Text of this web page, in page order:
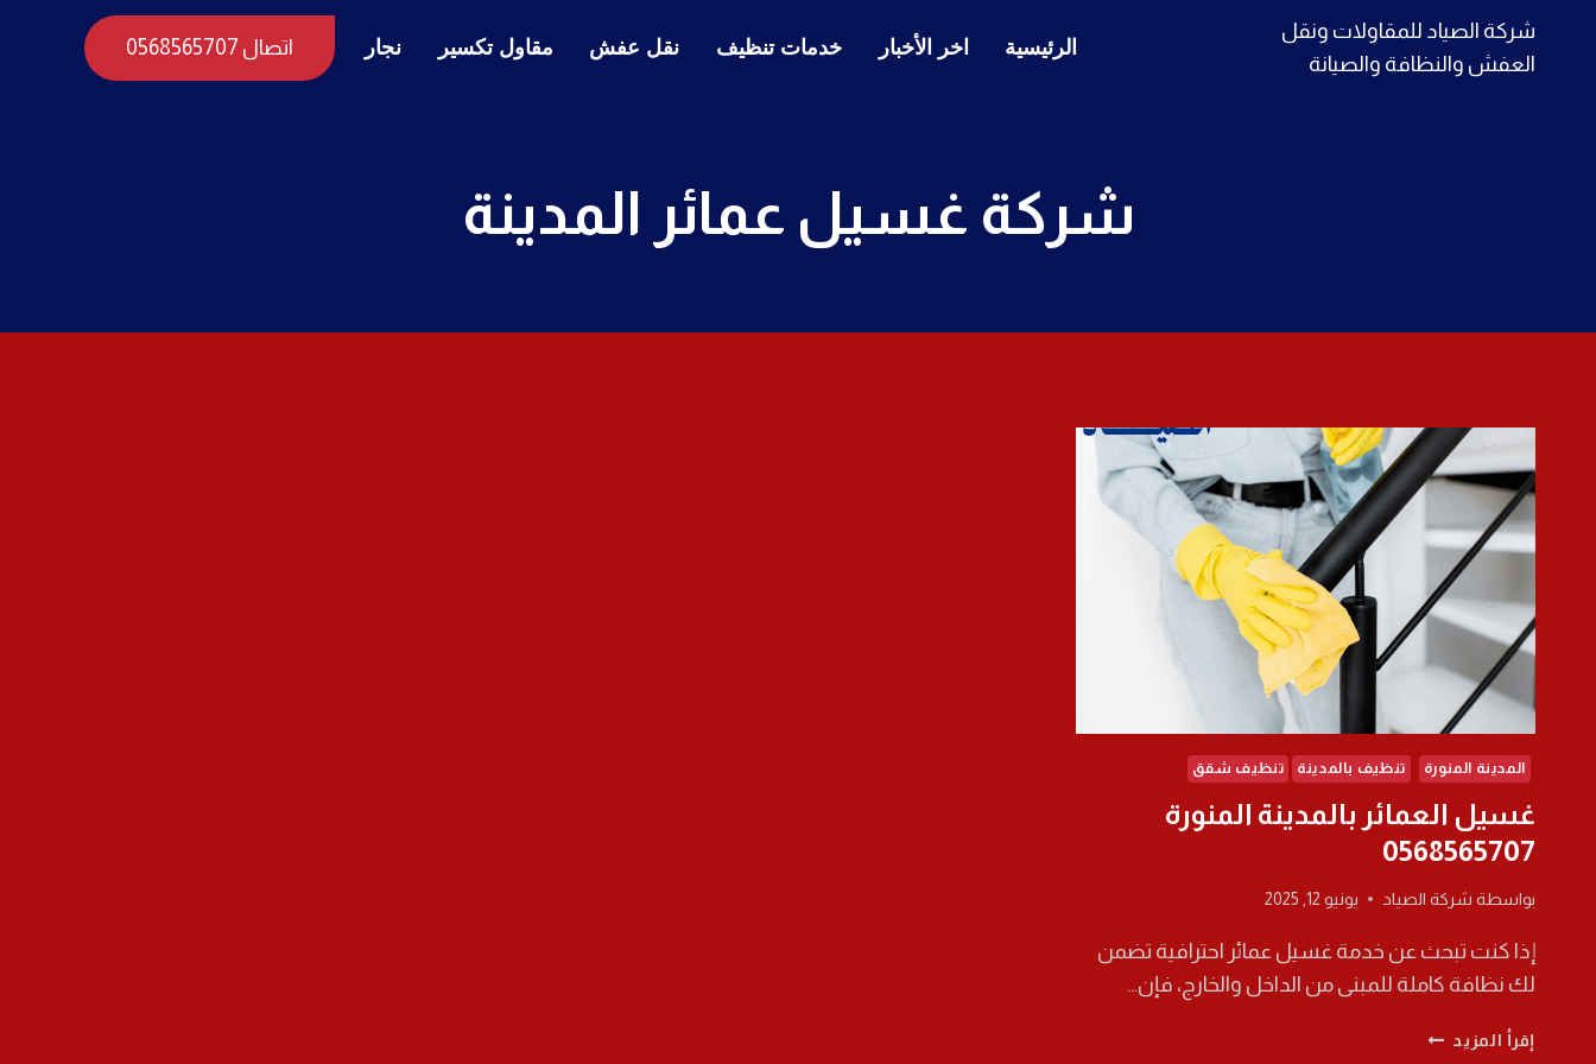
شركة الصياد للمقاولات ونقل
العفش والنظافة والصيانة
الرئيسية اخر الأخبار خدمات تنظيف نقل عفش مقاول تكسير نجار اتصال 0568565707
شركة غسيل عمائر المدينة
المدينة المنورة تنظيف بالمدينة تنظيف شقق
غسيل العمائر بالمدينة المنورة
0568565707
بواسطة شركة الصياد يونيو 12, 2025
إذا كنت تبحث عن خدمة غسيل عمائر احترافية تضمن
لك نظافة كاملة للمبنى من الداخل والخارج، فإن…
إقرأ المزيد غسيل